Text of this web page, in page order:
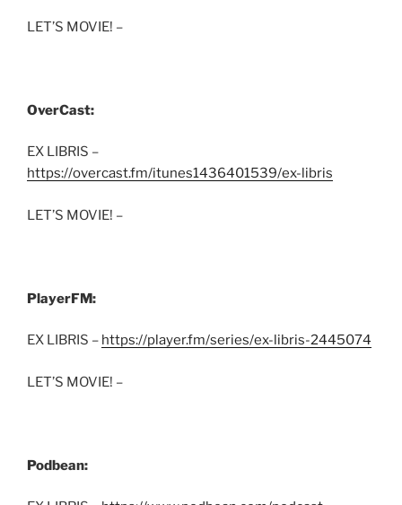
LET’S MOVIE! –
OverCast:
EX LIBRIS –
https://overcast.fm/itunes1436401539/ex-libris
LET’S MOVIE! –
PlayerFM:
EX LIBRIS – https://player.fm/series/ex-libris-2445074
LET’S MOVIE! –
Podbean: